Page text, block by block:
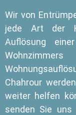
Wir von
jede Art der
Auflösung
Chahrour
weiter helfen
senden Sie